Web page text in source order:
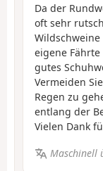
Da der
oft sehr
eigene
gutes
Vermeiden
Regen zu
entlang der
Vielen Dank
Maschinell